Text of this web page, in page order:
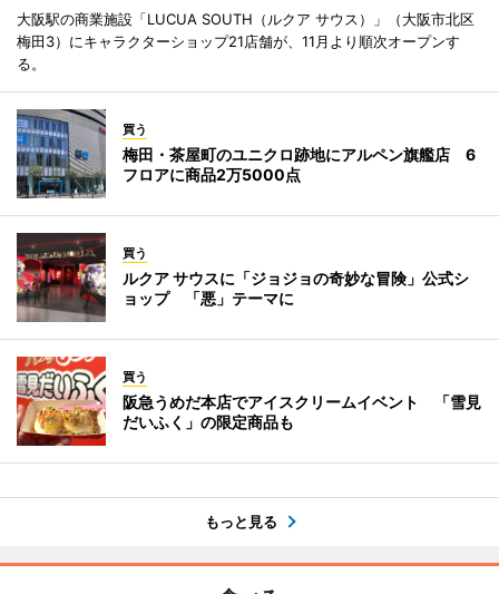
大阪駅の商業施設「LUCUA SOUTH（ルクア サウス）」（大阪市北区
梅田3）にキャラクターショップ21店舗が、11月より順次オープンす
る。
買う
梅田・茶屋町のユニクロ跡地にアルペン旗艦店 6
フロアに商品2万5000点
買う
ルクア サウスに「ジョジョの奇妙な冒険」公式シ
ョップ 「悪」テーマに
買う
阪急うめだ本店でアイスクリームイベント 「雪見
だいふく」の限定商品も
もっと見る